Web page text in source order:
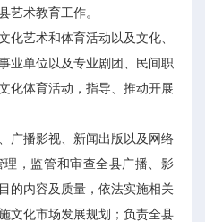
艺术教育工作。
化艺术和体育活动以及文化、
业单位以及专业剧团、民间职
化体育活动，指导、推动开展
广播影视、新闻出版以及网络
，监管和审查全县广播、影
的内容及质量，依法实施相关
文化市场发展规划；负责全县